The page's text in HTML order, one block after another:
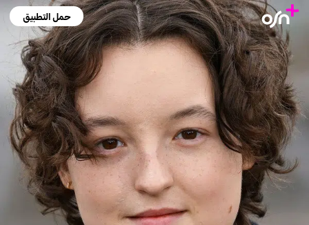
حمل التطبيق